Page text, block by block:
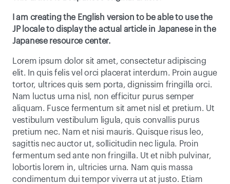
I am creating the English version to be able to use the
JP locale to display the actual article in Japanese in the
Japanese resource center.
Lorem ipsum dolor sit amet, consectetur adipiscing
elit. In quis felis vel orci placerat interdum. Proin augue
tortor, ultrices quis sem porta, dignissim fringilla orci.
Nam luctus urna nisl, non efficitur purus semper
aliquam. Fusce fermentum sit amet nisl et pretium. Ut
vestibulum vestibulum ligula, quis convallis purus
pretium nec. Nam et nisi mauris. Quisque risus leo,
sagittis nec auctor ut, sollicitudin nec ligula. Proin
fermentum sed ante non fringilla. Ut et nibh pulvinar,
lobortis lorem in, ultricies urna. Nam quis massa
condimentum dui tempor viverra ut at justo. Etiam